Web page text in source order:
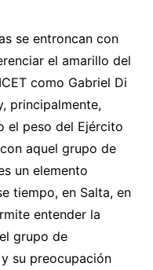
se entroncan con
el amarillo del
como Gabriel Di
principalmente,
el peso del Ejército
aquel grupo de
un elemento
tiempo, en Salta, en
entender la
grupo de
su preocupación